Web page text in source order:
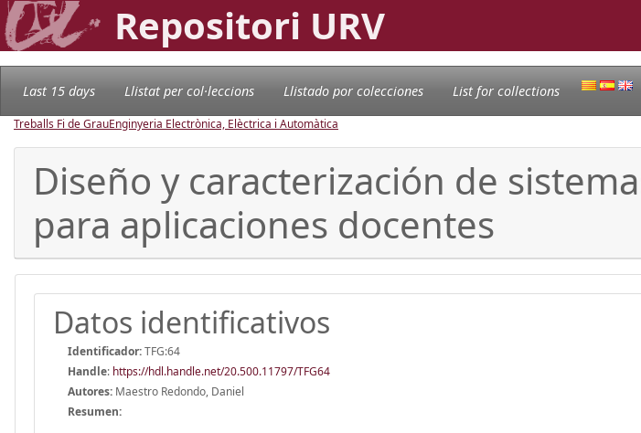
Repositori URV
Last 15 days Llistat per col·leccions Llistado por colecciones List for collections
Treballs Fi de GrauEnginyeria Electrònica, Elèctrica i Automàtica
Diseño y caracterización de
para aplicaciones docentes
Datos identificativos
Identificador:TFG:64
Handle: https://hdl.handle.net/20.500.11797/TFG64
Autores: Maestro Redondo, Daniel
Resumen: